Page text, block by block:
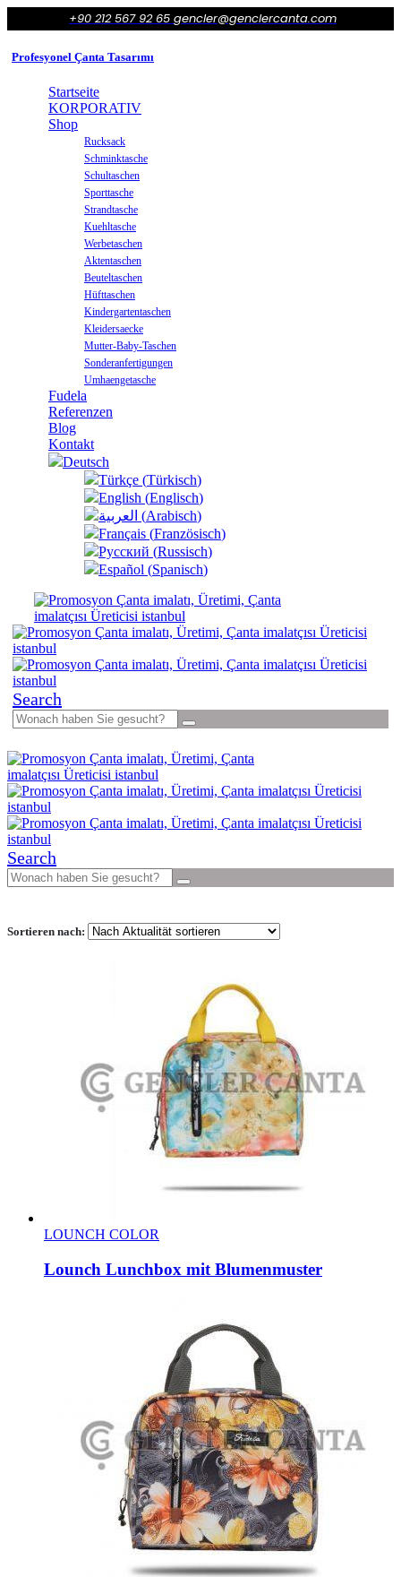
+90 212 567 92 65 gencler@genclercanta.com
Profesyonel Çanta Tasarımı
Startseite
KORPORATIV
Shop
Rucksack
Schminktasche
Schultaschen
Sporttasche
Strandtasche
Kuehltasche
Werbetaschen
Aktentaschen
Beuteltaschen
Hüfttaschen
Kindergartentaschen
Kleidersaecke
Mutter-Baby-Taschen
Sonderanfertigungen
Umhaengetasche
Fudela
Referenzen
Blog
Kontakt
Deutsch
Türkçe (Türkisch)
English (Englisch)
العربية (Arabisch)
Français (Französisch)
Русский (Russisch)
Español (Spanisch)
Search
Search
Sortieren nach:
LOUNCH COLOR
Lounch Lunchbox mit Blumenmuster